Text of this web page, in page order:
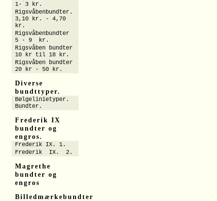
1- 3 kr.
Rigsvåbenbundter.
3,10 kr. - 4,70
kr.
Rigsvåbenbundter
5 - 9 kr.
Rigsvåben bundter
10 kr til 18 kr.
Rigsvåben bundter
20 kr - 50 kr.
Diverse
bundttyper.
Bølgelinietyper.
Bundter.
Frederik IX
bundter og
engros.
Frederik IX. 1.
Frederik IX. 2.
Magrethe
bundter og
engros
Billedmærkebundter